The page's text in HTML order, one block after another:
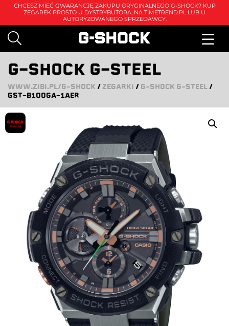
CHCESZ MIEĆ GWARANCJĘ ZAKUPU ORYGINALNEGO G-SHOCK? KUP
ZEGAREK PROSTO U DYSTRYBUTORA, NA TIMETREND.PL LUB U
AUTORYZOWANEGO SPRZEDAWCY.
G-SHOCK G-STEEL
WWW.ZIBI.PL/G-SHOCK / ZEGARKI / G-SHOCK G-STEEL/
GST-B100GA-1AER